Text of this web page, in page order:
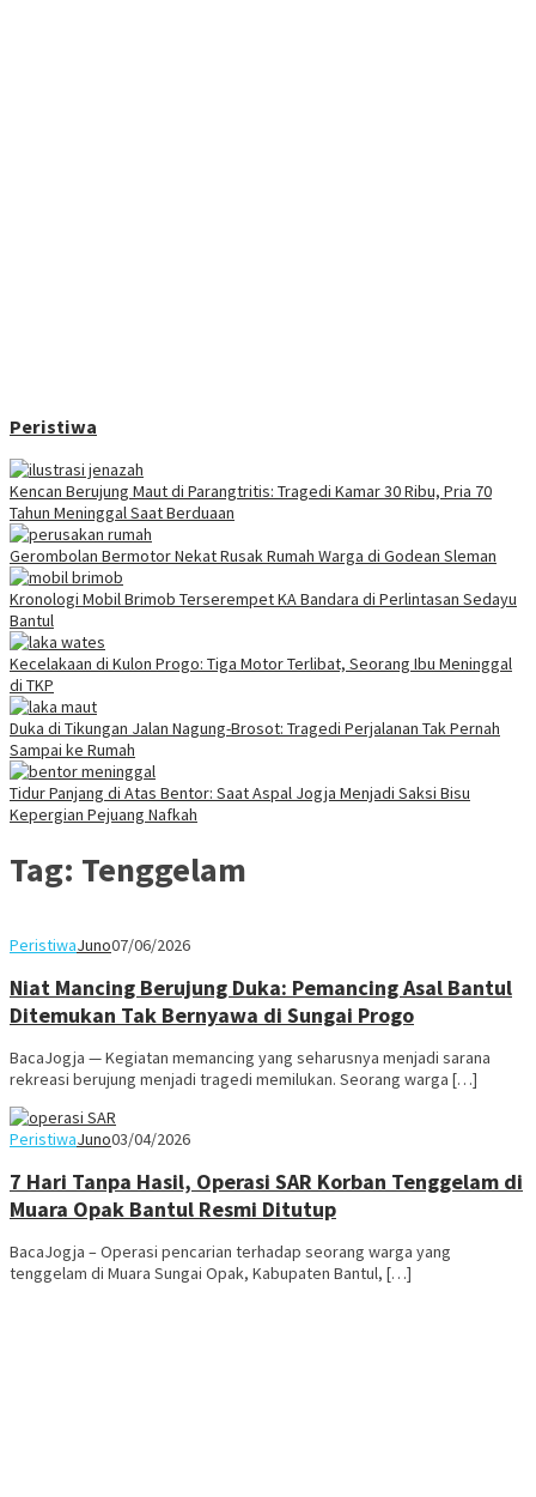
Peristiwa
Kencan Berujung Maut di Parangtritis: Tragedi Kamar 30 Ribu, Pria 70
Tahun Meninggal Saat Berduaan
Gerombolan Bermotor Nekat Rusak Rumah Warga di Godean Sleman
Kronologi Mobil Brimob Terserempet KA Bandara di Perlintasan Sedayu
Bantul
Kecelakaan di Kulon Progo: Tiga Motor Terlibat, Seorang Ibu Meninggal
di TKP
Duka di Tikungan Jalan Nagung-Brosot: Tragedi Perjalanan Tak Pernah
Sampai ke Rumah
Tidur Panjang di Atas Bentor: Saat Aspal Jogja Menjadi Saksi Bisu
Kepergian Pejuang Nafkah
Tag: Tenggelam
PeristiwaJuno07/06/2026
Niat Mancing Berujung Duka: Pemancing Asal Bantul
Ditemukan Tak Bernyawa di Sungai Progo
BacaJogja — Kegiatan memancing yang seharusnya menjadi sarana
rekreasi berujung menjadi tragedi memilukan. Seorang warga […]
PeristiwaJuno03/04/2026
7 Hari Tanpa Hasil, Operasi SAR Korban Tenggelam di
Muara Opak Bantul Resmi Ditutup
BacaJogja – Operasi pencarian terhadap seorang warga yang
tenggelam di Muara Sungai Opak, Kabupaten Bantul, […]